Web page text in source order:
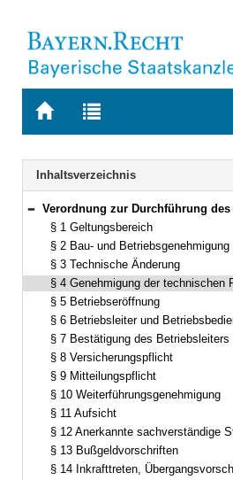
Zur
BAYERN.RECHT
Zur
letzten
Suche
Navigation
Inhaltsverzeichnis
Bereich reduzieren
Verordnung zur Durchführung des Bayerischen Eisenbahn- und Seilbahngesetzes (Seilbahnverordnung
§ 1 Geltungsbereich
§ 2 Bau- und Betriebsgenehmigung
§ 3 Technische Änderung
§ 4 Genehmigung der technischen
§ 5 Betriebseröffnung
§ 6 Betriebsleiter und
§ 7 Bestätigung des Betriebsleiters
§ 8 Versicherungspflicht
§ 9 Mitteilungspflicht
§ 10 Weiterführungsgenehmigung
§ 11 Aufsicht
§ 12 Anerkannte sachverständige
§ 13 Bußgeldvorschriften
§ 14 Inkrafttreten,